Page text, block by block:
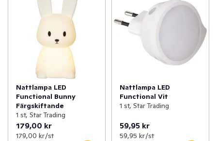
Nattlampa LED
Functional Bunny
Färgskiftande
1 st, Star Trading
179,00 kr
179,00 kr /st
Nattlampa LED
Functional Vit
1 st, Star Trading
59,95 kr
59,95 kr /st